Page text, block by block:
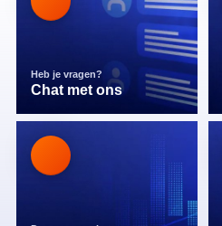
Heb je vragen?
Chat met ons